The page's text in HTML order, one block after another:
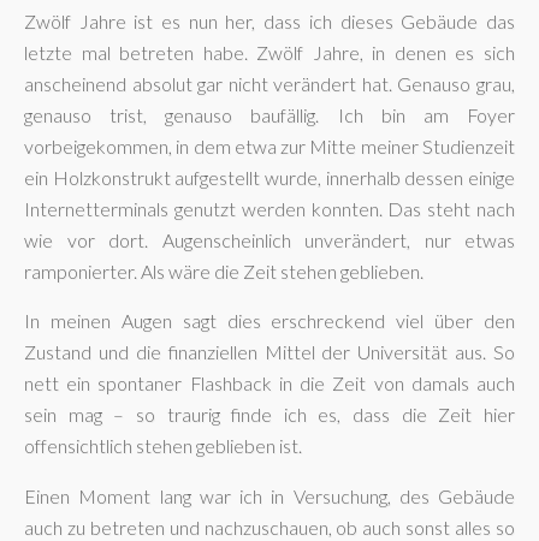
Zwölf Jahre ist es nun her, dass ich dieses Gebäude das
letzte mal betreten habe. Zwölf Jahre, in denen es sich
anscheinend absolut gar nicht verändert hat. Genauso grau,
genauso trist, genauso baufällig. Ich bin am Foyer
vorbeigekommen, in dem etwa zur Mitte meiner Studienzeit
ein Holzkonstrukt aufgestellt wurde, innerhalb dessen einige
Internetterminals genutzt werden konnten. Das steht nach
wie vor dort. Augenscheinlich unverändert, nur etwas
ramponierter. Als wäre die Zeit stehen geblieben.
In meinen Augen sagt dies erschreckend viel über den
Zustand und die finanziellen Mittel der Universität aus. So
nett ein spontaner Flashback in die Zeit von damals auch
sein mag – so traurig finde ich es, dass die Zeit hier
offensichtlich stehen geblieben ist.
Einen Moment lang war ich in Versuchung, des Gebäude
auch zu betreten und nachzuschauen, ob auch sonst alles so